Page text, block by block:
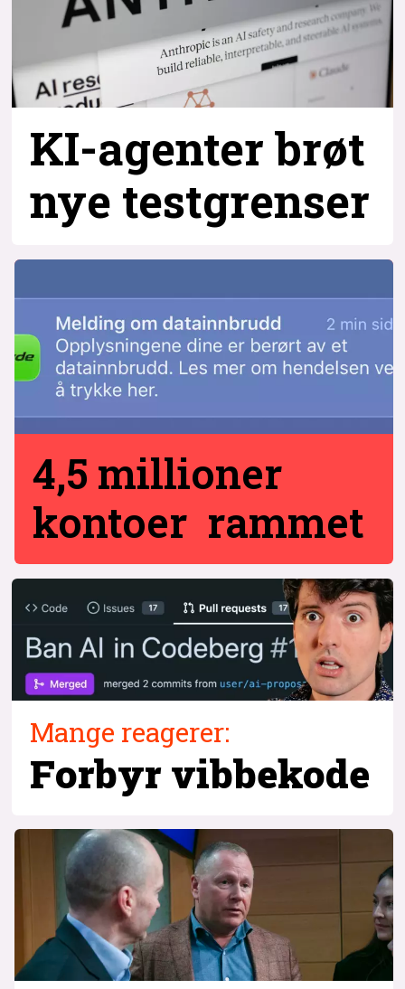
KI-agenter brøt
nye testgrenser
4,5 millioner
kontoer rammet
Mange reagerer:
Forbyrvibbekode